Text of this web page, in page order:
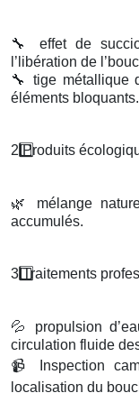
🔧
effet de
l’libération de
🔧
tige métallique
éléments bloquants.
2️ Produits é
🌿
mélange
accumulés.
3️Traitements
💦
propulsion
circulation fluide
📹
Inspection
localisation du